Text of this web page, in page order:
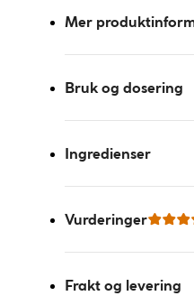
Mer
Bruk og dosering
Ingredienser
Vurderinger
Frakt og levering